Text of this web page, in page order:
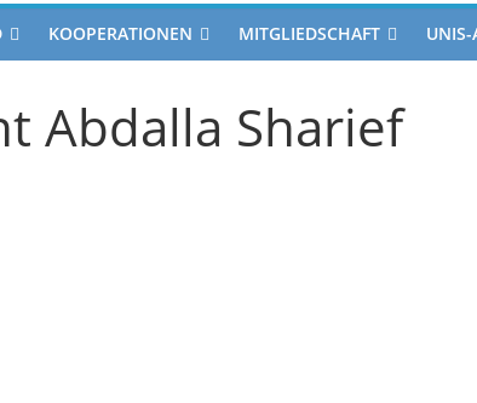
UNIS-
MITGLIEDSCHAFT
KOOPERATIONEN
Abdalla Sharief